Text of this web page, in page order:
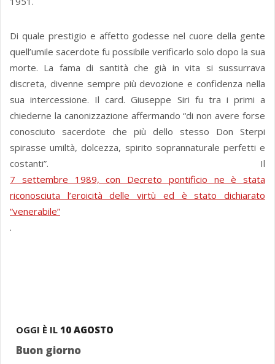
Di quale prestigio e affetto godesse nel cuore della gente
quell’umile sacerdote fu possibile verificarlo solo dopo la sua
morte. La fama di santità che già in vita si sussurrava
discreta, divenne sempre più devozione e confidenza nella
sua intercessione. Il card. Giuseppe Siri fu tra i primi a
chiederne la canonizzazione affermando “di non avere forse
conosciuto sacerdote che più dello stesso Don Sterpi
spirasse umiltà, dolcezza, spirito soprannaturale perfetti e
costanti”. Il
7 settembre 1989, con Decreto pontificio ne è stata
riconosciuta l’eroicità delle virtù ed è stato dichiarato
“venerabile”
.
OGGI È IL 10 AGOSTO
Buon giorno